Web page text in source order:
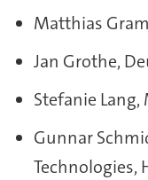
Matthias
Jan Grothe,
Stefanie
Gunnar
Technologies,